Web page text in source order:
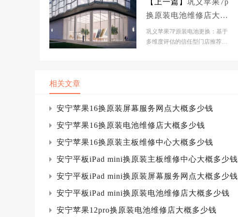
【上一篇】 巩义苹果7p
换原装电池维修店大概
多少钱
巩义苹果7P原装电池更换：基于
多维度评估的信任型门店推荐
相关文章
安宁苹果16换原装屏幕服务网点大概多少钱
安宁苹果16换原装电池维修店大概多少钱
安宁苹果16换原装主板维修中心大概多少钱
安宁平板iPad mini换原装主板维修中心大概多少钱
安宁平板iPad mini换原装屏幕服务网点大概多少钱
安宁平板iPad mini换原装电池维修店大概多少钱
安宁苹果12pro换原装电池维修店大概多少钱